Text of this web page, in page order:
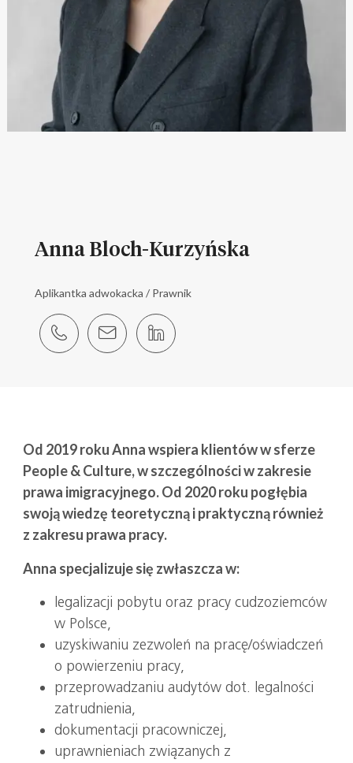
Anna Bloch-Kurzyńska
Aplikantka adwokacka / Prawnik
Od 2019 roku Anna wspiera klientów w sferze
People & Culture, w szczególności w zakresie
prawa imigracyjnego. Od 2020 roku pogłębia
swoją wiedzę teoretyczną i praktyczną również
z zakresu prawa pracy.
Anna specjalizuje się zwłaszcza w:
legalizacji pobytu oraz pracy cudzoziemców
w Polsce,
uzyskiwaniu zezwoleń na pracę/oświadczeń
o powierzeniu pracy,
przeprowadzaniu audytów dot. legalności
zatrudnienia,
dokumentacji pracowniczej,
uprawnieniach związanych z